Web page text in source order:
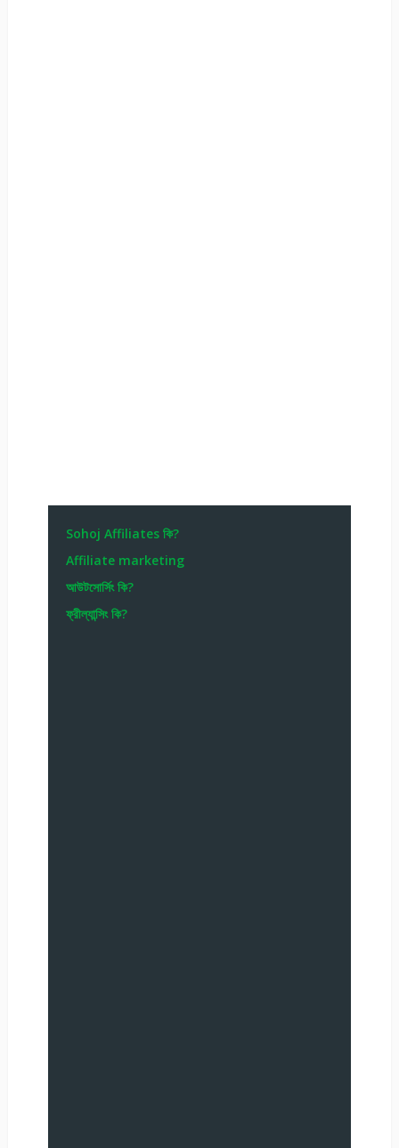
Sohoj Affiliates কি?
Affiliate marketing
আউটসোর্সিং কি?
ফ্রীল্যান্সিং কি?